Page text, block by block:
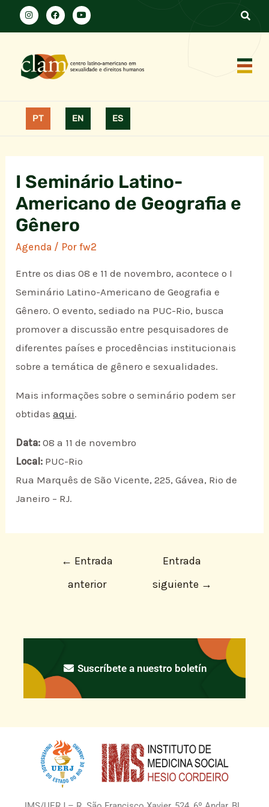
PT EN ES
I Seminário Latino-
Americano de Geografia e
Gênero
Agenda / Porfw2
Entre os dias 08 e 11 de novembro, acontece o I
Seminário Latino-Americano de Geografia e
Gênero. O evento, sediado na PUC-Rio, busca
promover a discussão entre pesquisadores de
diferentes países e procedências institucionais
sobre a temática de gênero e sexualidades.
Mais informações sobre o seminário podem ser
obtidasaqui.
Data: 08 a 11 de novembro
Local: PUC-Rio
Rua Marquês de São Vicente, 225, Gávea, Rio de
Janeiro – RJ.
← Entrada
anterior
Entrada
siguiente →
Suscríbete a nuestro boletín